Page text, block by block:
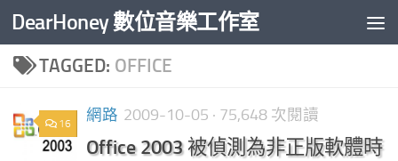
Skip to content
DearHoney 數位音樂工作室
TAGGED: OFFICE
16 網路 2009-10-05 · 75,648 次閱讀
Office 2003 被偵測為非正版軟體時